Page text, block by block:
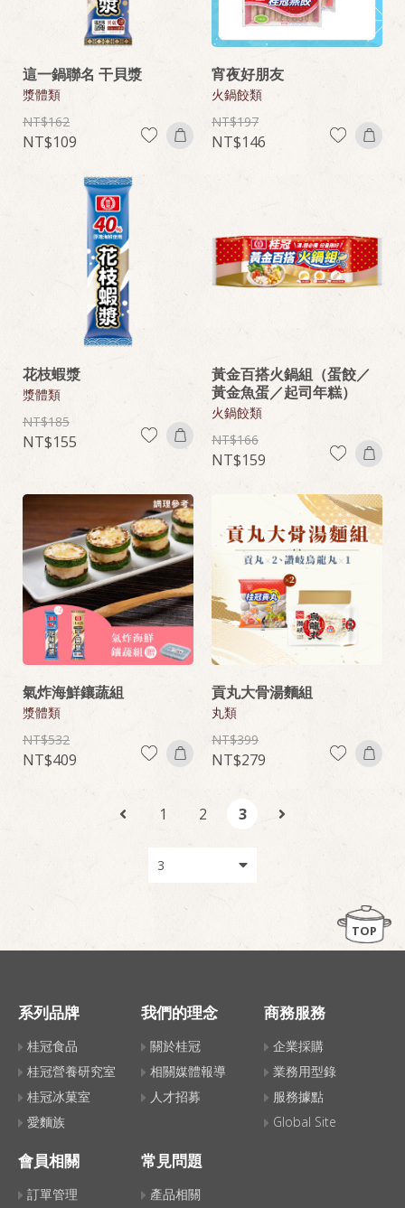
這一鍋聯名 干貝漿
漿體類
162
109
宵夜好朋友
火鍋餃類
197
146
花枝蝦漿
漿體類
185
155
黃金百搭火鍋組（蛋餃／
黃金魚蛋／起司年糕）
火鍋餃類
166
159
氣炸海鮮鑲蔬組
漿體類
532
409
貢丸大骨湯麵組
丸類
399
279
1 2 3
TOP
系列品牌
桂冠食品
桂冠營養研究室
桂冠冰菓室
愛麵族
我們的理念
關於桂冠
相關媒體報導
人才招募
商務服務
企業採購
業務用型錄
服務據點
Global Site
會員相關
訂單管理
常見問題
產品相關